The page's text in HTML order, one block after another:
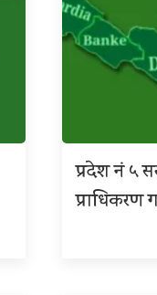
प्रदेश नं ५
प्राधिकरण